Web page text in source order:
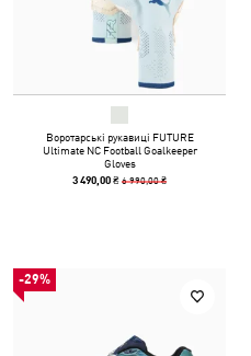
Воротарські рукавиці FUTURE
Ultimate NC Football Goalkeeper
Gloves
3 490,00 ₴6 990,00 ₴
-29%